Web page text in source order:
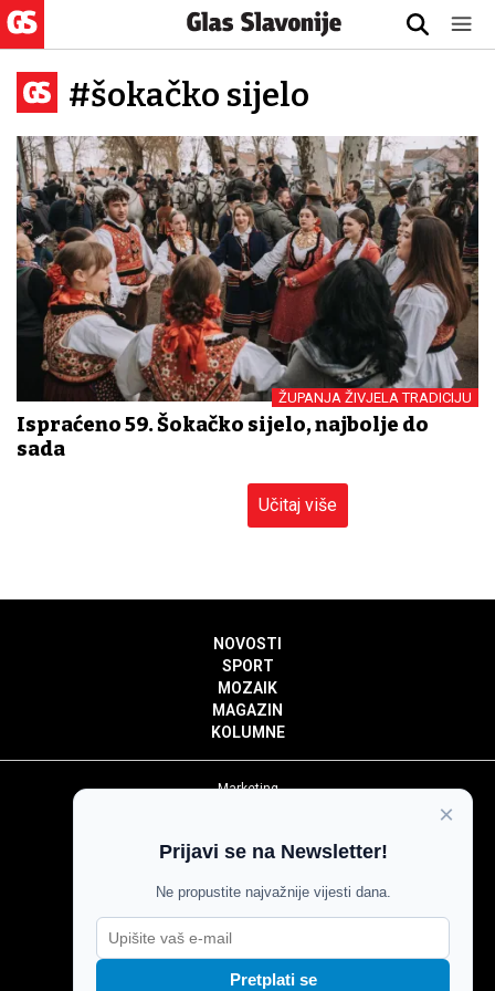
#šokačko sijelo
ŽUPANJA ŽIVJELA TRADICIJU
Ispraćeno 59. Šokačko sijelo, najbolje do
sada
Učitaj više
NOVOSTI
SPORT
MOZAIK
MAGAZIN
KOLUMNE
Marketing
Impressum
Pravila komentiranja
Agroglas
×
Prijavi se na Newsletter!
Ne propustite najvažnije vijesti dana.
Pretplati se